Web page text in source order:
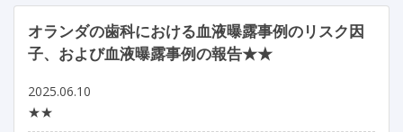
オランダの歯科における血液曝露事例のリスク因
子、および血液曝露事例の報告★★
2025.06.10
★★